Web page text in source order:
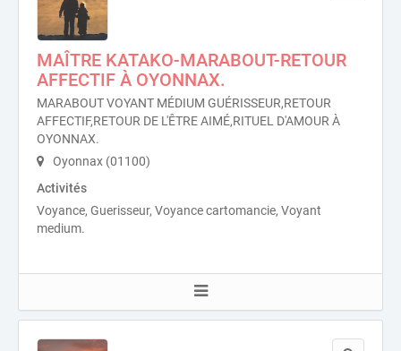
MAÎTRE KATAKO-MARABOUT-RETOUR
AFFECTIF À OYONNAX.
MARABOUT VOYANT MÉDIUM GUÉRISSEUR,RETOUR
AFFECTIF,RETOUR DE L'ÊTRE AIMÉ,RITUEL D'AMOUR À
OYONNAX.
Oyonnax (01100)
Activités
Voyance, Guerisseur, Voyance cartomancie, Voyant
medium.